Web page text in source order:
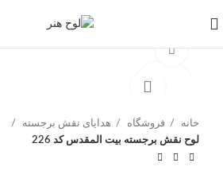
برای بزرگنمایی کلیک کنید
خانه فروشگاه
هدایای نقش برجسته
لوح نقش برجسته بیت المقدس کد 226